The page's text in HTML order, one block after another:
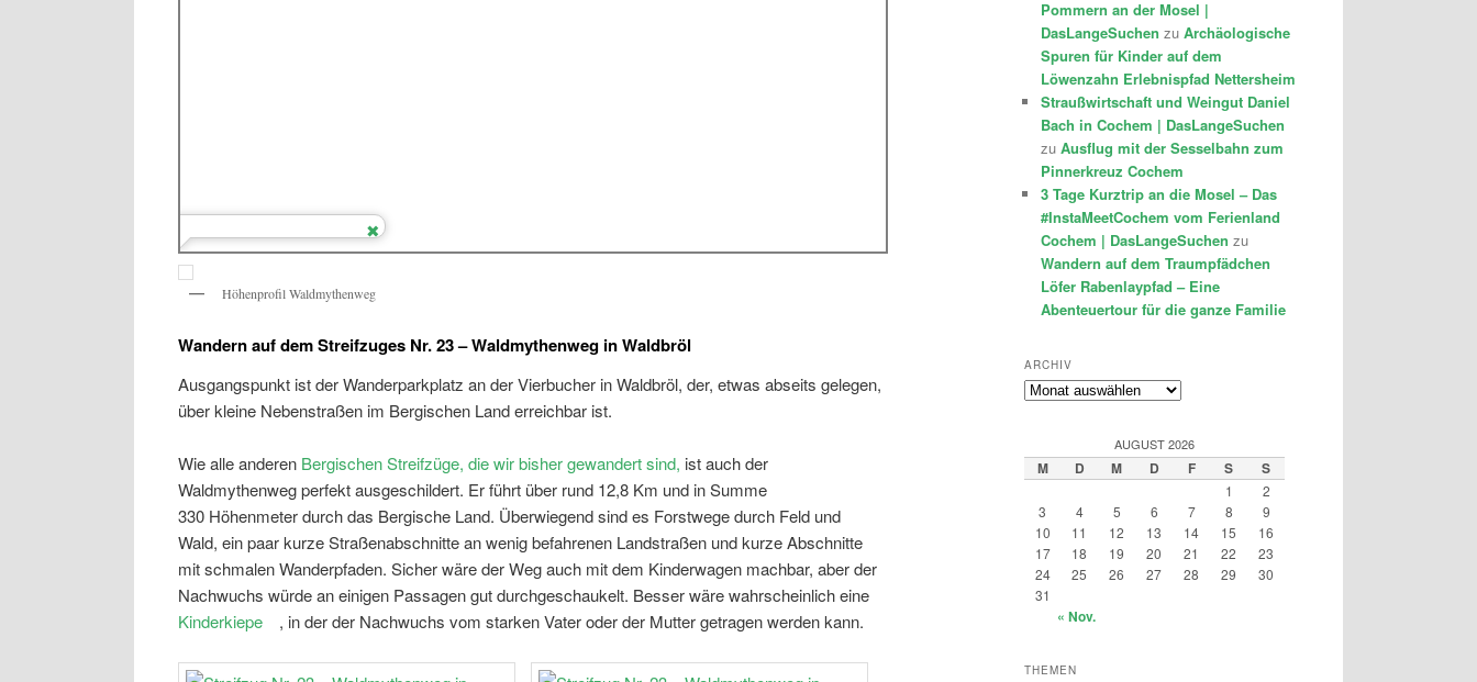
Höhenprofil Waldmythenweg
Wandern auf dem Streifzuges Nr. 23 – Waldmythenweg in Waldbröl
Ausgangspunkt ist der Wanderparkplatz an der Vierbucher in Waldbröl, der, etwas abseits gelegen,
über kleine Nebenstraßen im Bergischen Land erreichbar ist.
Wie alle anderen Bergischen Streifzüge, die wir bisher gewandert sind, ist auch der
Waldmythenweg perfekt ausgeschildert. Er führt über rund 12,8 Km und in Summe
330 Höhenmeter durch das Bergische Land. Überwiegend sind es Forstwege durch Feld und
Wald, ein paar kurze Straßenabschnitte an wenig befahrenen Landstraßen und kurze Abschnitte
mit schmalen Wanderpfaden. Sicher wäre der Weg auch mit dem Kinderwagen machbar, aber der
Nachwuchs würde an einigen Passagen gut durchgeschaukelt. Besser wäre wahrscheinlich eine
Kinderkiepe
, in der der Nachwuchs vom starken Vater oder der Mutter getragen werden kann.
Pommern an der Mosel |
DasLangeSuchen zu Archäologische
Spuren für Kinder auf dem
Löwenzahn Erlebnispfad Nettersheim
Straußwirtschaft und Weingut Daniel
Bach in Cochem | DasLangeSuchen
zu Ausflug mit der Sesselbahn zum
Pinnerkreuz Cochem
3 Tage Kurztrip an die Mosel – Das
#InstaMeetCochem vom Ferienland
Cochem | DasLangeSuchen zu
Wandern auf dem Traumpfädchen
Löfer Rabenlaypfad – Eine
Abenteuertour für die ganze Familie
ARCHIV
Archiv
AUGUST 2026
M D M D F S S
1
2
3
4 5 6 7 8
9
10
11 12 13 14 15
16
17
18 19 20 21 22
23
24
25 26 27 28 29
30
31
« Nov.
THEMEN